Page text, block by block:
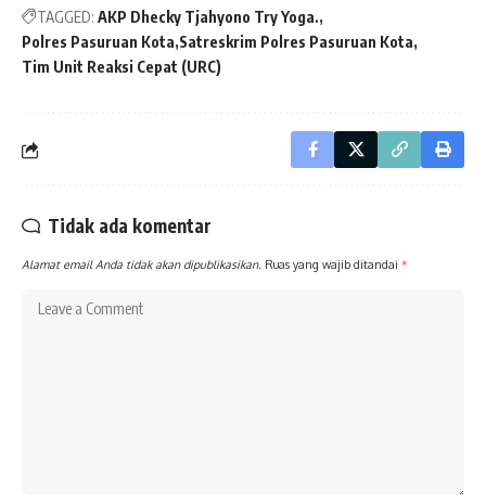
TAGGED: AKP Dhecky Tjahyono Try Yoga.
Polres Pasuruan Kota Satreskrim Polres Pasuruan Kota
Tim Unit Reaksi Cepat (URC)
Tidak ada komentar
Alamat email Anda tidak akan dipublikasikan. Ruas yang wajib ditandai *